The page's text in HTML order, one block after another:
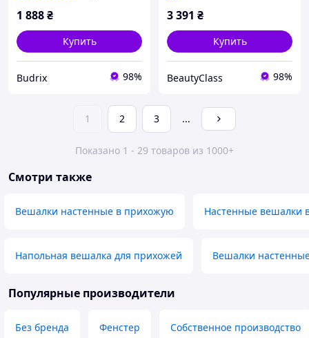
1 888₴
Купить
Budrix 98%
3 391 ₴
Купить
BeautyClass 98%
1 2 3 ...
Показано 1 - 29 товаров из 1000+
Смотри также
Вешалки настенные в прихожую Настенные вешалки
Напольная вешалка для прихожей Вешалки
Популярные производители
Без бренда Фенстер Собственное производство